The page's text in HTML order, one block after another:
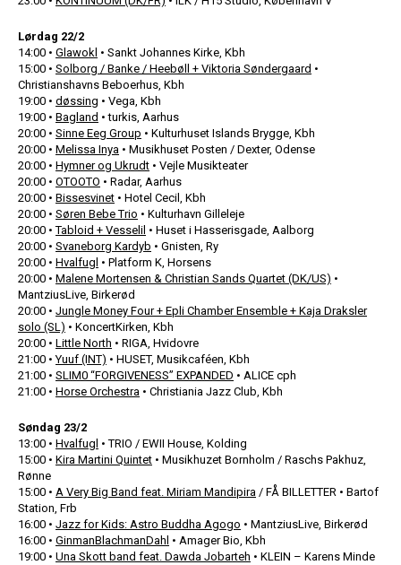
Lørdag 22/2
14:00 • Glawokl • Sankt Johannes Kirke, Kbh
15:00 • Solborg / Banke / Heebøll + Viktoria Søndergaard •
Christianshavns Beboerhus, Kbh
19:00 • døssing • Vega, Kbh
19:00 • Bagland • turkis, Aarhus
20:00 • Sinne Eeg Group • Kulturhuset Islands Brygge, Kbh
20:00 • Melissa Inya • Musikhuset Posten / Dexter, Odense
20:00 • Hymner og Ukrudt • Vejle Musikteater
20:00 • OTOOTO • Radar, Aarhus
20:00 • Bissesvinet • Hotel Cecil, Kbh
20:00 • Søren Bebe Trio • Kulturhavn Gilleleje
20:00 •Tabloid + Vesselil • Huset i Hasserisgade, Aalborg
20:00 • Svaneborg Kardyb • Gnisten, Ry
20:00 • Hvalfugl • Platform K, Horsens
20:00 • Malene Mortensen & Christian Sands Quartet (DK/US) •
MantziusLive, Birkerød
20:00 • Jungle Money Four + Epli Chamber Ensemble + Kaja Draksler
solo (SL) • KoncertKirken, Kbh
20:00 • Little North • RIGA, Hvidovre
21:00 •Yuuf (INT) • HUSET, Musikcaféen, Kbh
21:00 • SLIM0 “FORGIVENESS” EXPANDED • ALICE cph
21:00 • Horse Orchestra • Christiania Jazz Club, Kbh
Søndag 23/2
13:00 • Hvalfugl • TRIO / EWII House, Kolding
15:00 • Kira Martini Quintet • Musikhuzet Bornholm / Raschs Pakhuz,
Rønne
15:00 • A Very Big Band feat. Miriam Mandipira / FÅ BILLETTER • Bartof
Station, Frb
16:00 • Jazz for Kids: Astro Buddha Agogo • MantziusLive, Birkerød
16:00 • GinmanBlachmanDahl • Amager Bio, Kbh
19:00 • Una Skott band feat. Dawda Jobarteh • KLEIN – Karens Minde